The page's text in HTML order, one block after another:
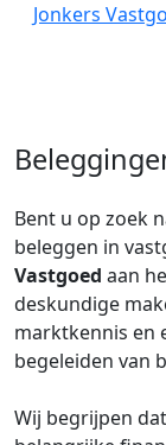
Jonkers
Bent u op zoek
beleggen in
Vastgoed aan
deskundige
marktkennis en
begeleiden van
Wij begrijpen dat